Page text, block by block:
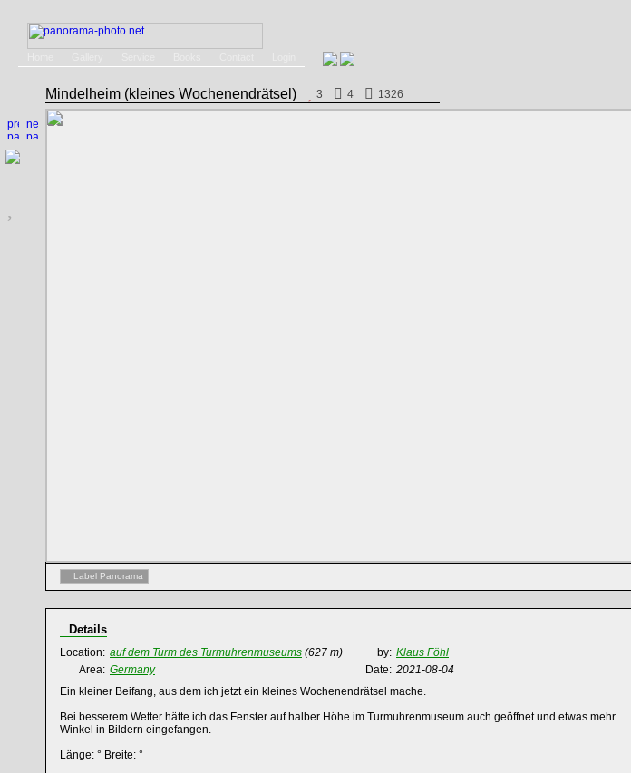
Mindelheim (kleines Wochenendrätsel) 3 4 1326
Label Panorama
Details
Location: auf dem Turm des Turmuhrenmuseums (627 m) by: Klaus Föhl
Area: Germany Date: 2021-08-04
Ein kleiner Beifang, aus dem ich jetzt ein kleines Wochenendrätsel mache.
Bei besserem Wetter hätte ich das Fenster auf halber Höhe im Turmuhrenmuseum auch geöffnet und etwas mehr
Winkel in Bildern eingefangen.
Länge: ° Breite: °